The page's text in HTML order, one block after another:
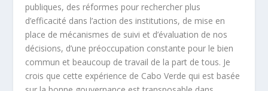
publiques, des réformes pour rechercher plus
d’efficacité dans l’action des institutions, de mise en
place de mécanismes de suivi et d’évaluation de nos
décisions, d’une préoccupation constante pour le bien
commun et beaucoup de travail de la part de tous. Je
crois que cette expérience de Cabo Verde qui est basée